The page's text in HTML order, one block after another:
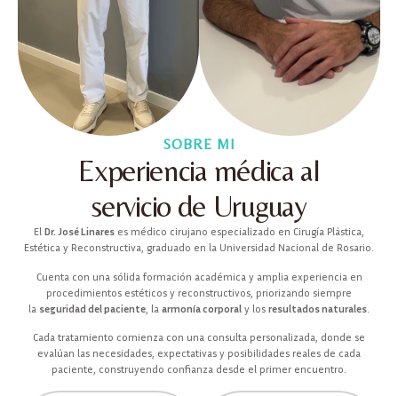
SOBRE MI
Experiencia médica al
servicio de Uruguay
El Dr. José Linares es médico cirujano especializado en Cirugía Plástica,
Estética y Reconstructiva, graduado en la Universidad Nacional de Rosario.
Cuenta con una sólida formación académica y amplia experiencia en
procedimientos estéticos y reconstructivos, priorizando siempre
la seguridad del paciente , la armonía corporal y los resultados naturales
Cada tratamiento comienza con una consulta personalizada, donde se
evalúan las necesidades, expectativas y posibilidades reales de cada
paciente, construyendo confianza desde el primer encuentro.